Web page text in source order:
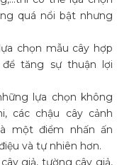
quá nổi bật nhưng
chọn mẫu cây hợp
tăng sự thuận lợi
lựa chọn không
các chậu cây cảnh
một điểm nhấn ấn
và tự nhiên hơn.